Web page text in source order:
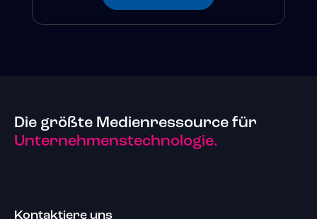
Die größte Medienressource für
Unternehmenstechnologie.
Kontaktiere uns